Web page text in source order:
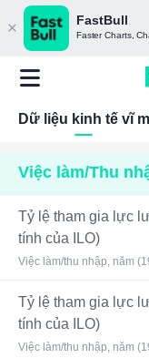
FastBull
Faster Charts,
Dữ liệu kinh tế vĩ
Việc làm/Thu
Tỷ lệ tham gia lực
tính của ILO)
Việc làm/thu nhập, năm
Tỷ lệ tham gia lực
tính của ILO)
Việc làm/thu nhập, năm